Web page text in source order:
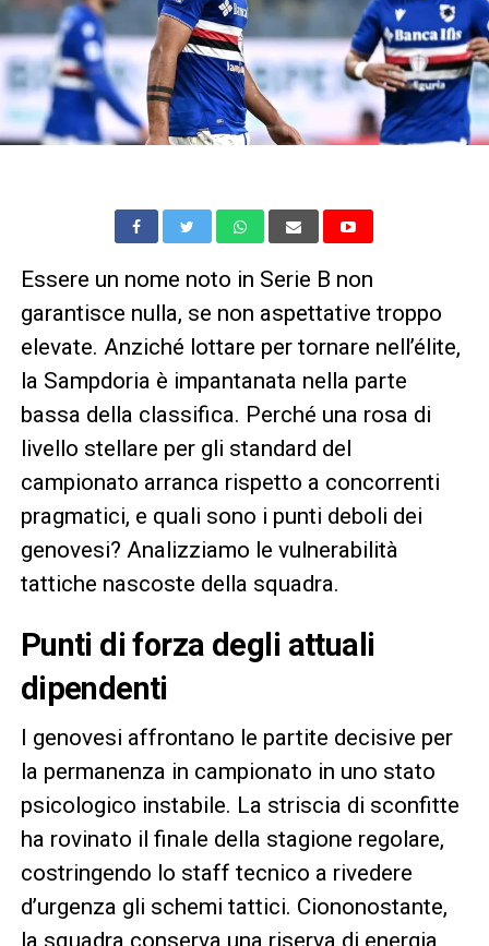
Essere un nome noto in Serie B non
garantisce nulla, se non aspettative troppo
elevate. Anziché lottare per tornare nell’élite,
la Sampdoria è impantanata nella parte
bassa della classifica. Perché una rosa di
livello stellare per gli standard del
campionato arranca rispetto a concorrenti
pragmatici, e quali sono i punti deboli dei
genovesi? Analizziamo le vulnerabilità
tattiche nascoste della squadra.
Punti di forza degli attuali
dipendenti
I genovesi affrontano le partite decisive per
la permanenza in campionato in uno stato
psicologico instabile. La striscia di sconfitte
ha rovinato il finale della stagione regolare,
costringendo lo staff tecnico a rivedere
d’urgenza gli schemi tattici. Ciononostante,
la squadra conserva una riserva di energia